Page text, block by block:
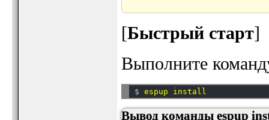
[Быстрый старт]
Выполните
$
Вывод команды espup